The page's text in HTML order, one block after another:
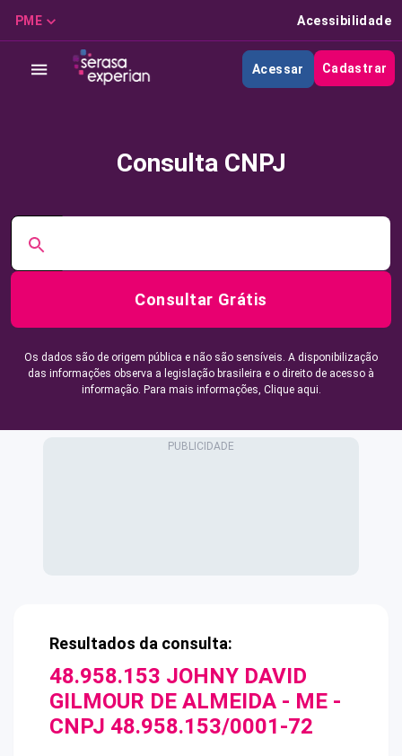
PME Acessibilidade
Acessar Cadastrar
Consulta CNPJ
Consultar Grátis
Os dados são de origem pública e não são sensíveis. A disponibilização
das informações observa a legislação brasileira e o direito de acesso à
informação. Para mais informações, Clique aqui.
Resultados da consulta:
48.958.153 JOHNY DAVID
GILMOUR DE ALMEIDA - ME -
CNPJ 48.958.153/0001-72